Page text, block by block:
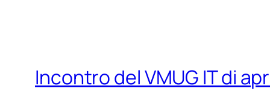
Incontro del VMUG IT di